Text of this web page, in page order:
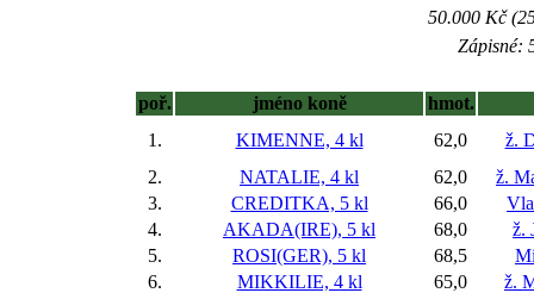
50.000 Kč
Zápisné:
poř. jméno koně
hmot.
1.
KIMENNE, 4 kl 62,0
ž.
2.
NATALIE, 4 kl 62,0
ž.
3.
CREDITKA, 5 kl 66,0
4.
AKADA(IRE), 5 kl 68,0
ž.
5.
ROSI(GER), 5 kl 68,5
6.
MIKKILIE, 4 kl 65,0
ž.